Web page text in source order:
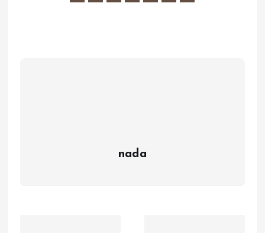
nada